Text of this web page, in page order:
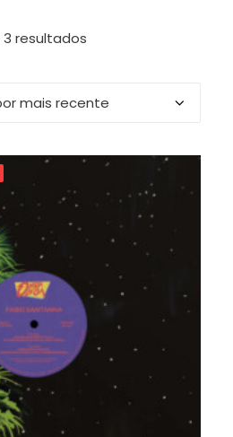
SEARCH
resultados
recente